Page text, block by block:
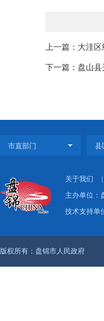
上一篇：大洼
下一篇：盘山
关于我们
主办单位
技术支持单
版权所有：盘锦市人民政府